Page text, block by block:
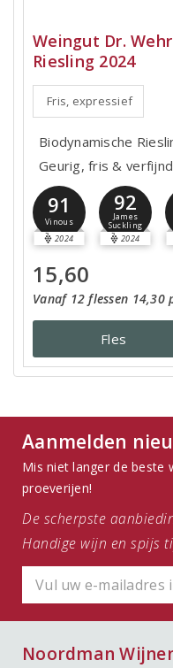
Weingut Dr.
Riesling 2024
Fris, expressief
Biodynamische
Geurig, fris & verfijnd
91
Vinous
2024
92
James
Suckling
2024
15,60
Vanaf 12 flessen 14,30
Fles
Aanmelden
Mis niet langer de beste
proeverijen!
De scherpste
Handige wijn en spijs
Noordman